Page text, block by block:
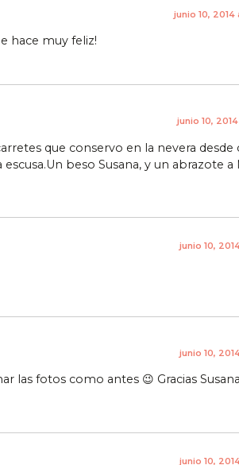
junio 10, 2014
hace muy feliz!
junio 10,
que conservo en la nevera desde
beso Susana, y un abrazote a
junio 10,
junio 10,
las fotos como antes 😉 Gracias
junio 10,